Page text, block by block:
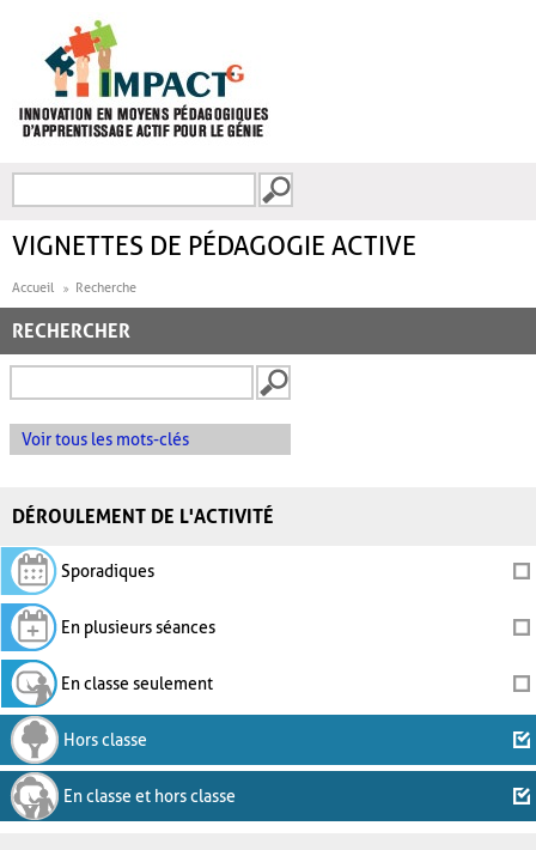
FORMULAIRE DE
VIGNETTES DE PÉDAGOGIE ACTIVE
Accueil Recherche
RECHERCHER
Voir tous les mots-clés
DÉROULEMENT DE L'ACTIVITÉ
Sporadiques
En plusieurs séances
En classe seulement
Hors classe
En classe et hors classe